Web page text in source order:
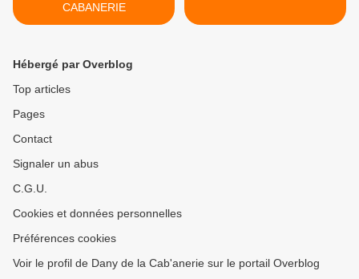
CABANERIE
Hébergé par Overblog
Top articles
Pages
Contact
Signaler un abus
C.G.U.
Cookies et données personnelles
Préférences cookies
Voir le profil de Dany de la Cab'anerie sur le portail Overblog